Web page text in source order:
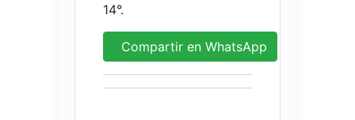
14°.
Compartir en WhatsApp